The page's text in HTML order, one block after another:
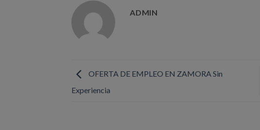
ADMIN
OFERTA DE EMPLEO EN ZAMORA Sin
Experiencia